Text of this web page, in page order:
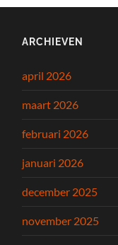
ARCHIEVEN
april 2026
maart 2026
februari 2026
januari 2026
december 2025
november 2025